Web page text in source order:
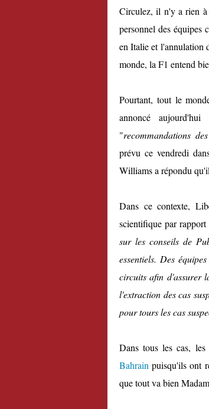
Circulez, il n'y a rien à
personnel des équipes
en Italie et l'annulation
monde, la F1 entend
Pourtant, tout le
annoncé
"recommandations
prévu ce vendredi
Williams a répondu
Dans ce contexte,
scientifique par
sur les conseils de
essentiels. Des
circuits afin d'assurer
l'extraction des cas
pour tours les cas
Dans tous les cas,
Bahrain puisqu'ils ont
que tout va bien